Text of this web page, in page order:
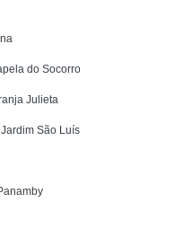
do Socorro
Julieta
São Luís